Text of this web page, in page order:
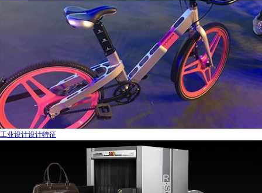
工业设计设计特征